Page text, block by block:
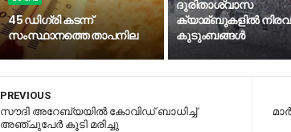
45 ഡിഗ്രി കടന്ന്
സംസ്ഥാനത്തെ താപനില
ദുരിതാശ്വാസ
ക്യാമ്ബുകളിൽ
കുടുംബങ്ങൾ
PREVIOUS
സൗദി അറേബ്യയില്‍ കോവിഡ് ബാധിച്ച്‌
അഞ്ചുപേര്‍ കൂടി മരിച്ചു